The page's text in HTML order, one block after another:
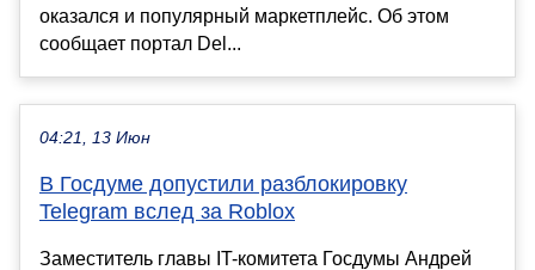
оказался и популярный маркетплейс. Об этом
сообщает портал Del...
04:21, 13 Июн
В Госдуме допустили разблокировку
Telegram вслед за Roblox
Заместитель главы IT-комитета Госдумы Андрей